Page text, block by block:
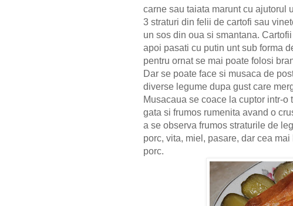
carne sau taiata marunt cu ajutorul
3 straturi din felii de cartofi sau
un sos din oua si smantana.
apoi pasati cu putin unt sub forma
pentru ornat se mai poate folosi
Dar se poate face si musaca de
diverse legume dupa gust care
Musacaua se coace la cuptor intr-
gata si frumos rumenita avand o
a se observa frumos straturile de
porc, vita, miel, pasare, dar cea
porc.